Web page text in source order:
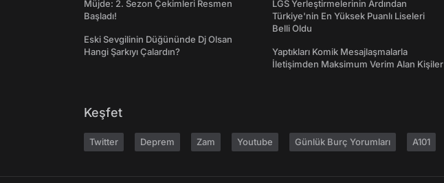
Müjde: 2. Sezon Çekimleri Resmen
Başladı!
Eski Sevgilinin Düğününde Dj Olsan
Hangi Şarkıyı Çalardın?
LGS Yerleştirmelerinin Ardından
Türkiye'nin En Yüksek Puanlı Liseleri
Belli Oldu
Yaptıkları Komik Mesajlaşmalarla
İletişimden Maksimum Verim Alan Kişiler
Keşfet
Twitter Deprem Zam Youtube Günlük Burç Yorumları A101